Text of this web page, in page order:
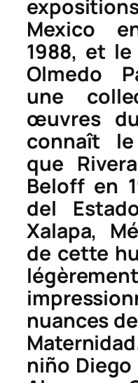
Mexico
1988, et
Olmedo
une
œuvres
connaît
que
Beloff en
del
Xalapa,
de cette
légèrement
nuances
niño Diego